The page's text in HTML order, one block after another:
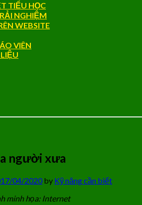
TIỂU HỌC
NGHIỆM
WEBSITE
VIÊN
người xưa
17/04/2020by Kỹ năng cần biết
minh họa: Internet